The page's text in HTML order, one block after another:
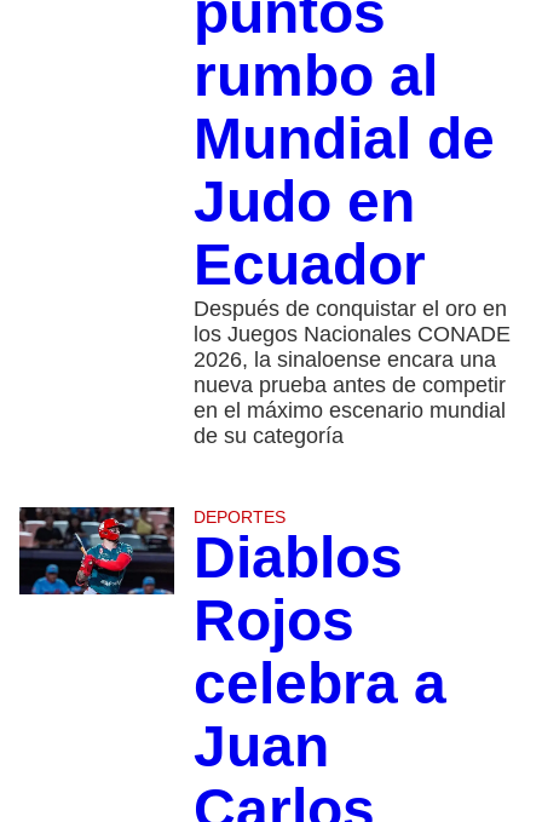
puntos
rumbo al
Mundial de
Judo en
Ecuador
Después de conquistar el oro en
los Juegos Nacionales CONADE
2026, la sinaloense encara una
nueva prueba antes de competir
en el máximo escenario mundial
de su categoría
DEPORTES
Diablos
Rojos
celebra a
Juan